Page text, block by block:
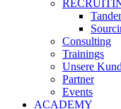
Consulting
Trainings
Unsere
Partner
Events
ACADEMY